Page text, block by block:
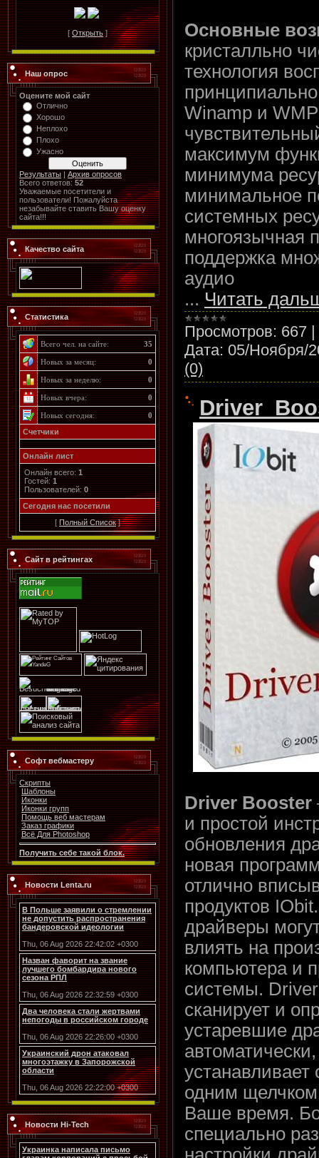
[ Открыть]
Наш опрос
Оцените мой сайт
Отлично
Хорошо
Неплохо
Плохо
Ужасно
Результаты
Архив опросов
Всего ответов: 52
Уважаемые посетители и
пользователи! Пожалуйста
незабывайте ставить Вашу оценку
сайта!!!
Качество сайта
Статистика
Всего чел. на сайте: 35
Новых за месяц: 0
Новых за неделю: 0
Новых вчера: 0
Новых сегодня:
0
Счетчики
Онлайн лист
Онлайн всего: 1
Гостей: 1
Пользователей: 0
Cегодня нас посетили
[ Полный Список]
Сайт в рейтингах
Софт вебмастеру
Скрипты
Шаблоны
Иконки
Иконки групп
Помощь веб мастерам
Заказ графики
Всё Для Photoshop
Получить себе такой блок.
Новости Lenta.ru
В Польше заявили о стремлении
не допустить распространения
бандеровской идеологии
Thu, 06 Aug 2026 22:42:02 +0300
Назван фаворит на звание
лучшего бомбардира нового
сезона РПЛ
Thu, 06 Aug 2026 22:32:59 +0300
Два человека стали жертвами
непогоды в российском городе
Thu, 06 Aug 2026 22:26:00 +0300
Украинский дрон атаковал
многоэтажку в Запорожской
области
Thu, 06 Aug 2026 22:22:00 +0300
Новости Hi-Tech
Украинка написала письмо
Основные
кристалльно
технология
Winamp и
максимум
минимума
минимальное
системных
многоязычная
поддержка
аудио
... Читать
Просмотров: 667 |
Дата: 05/Ноября/
(0)
Driver Booster
и простой
обновления
новая
отлично
продуктов
драйверы
влиять на
компьютера и
системы.
сканирует и
устаревшие
устанавливает
одним
Ваше время.
специально